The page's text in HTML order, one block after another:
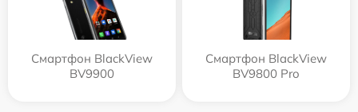
Смартфон BlackView
BV9900
Смартфон BlackView
BV9800 Pro